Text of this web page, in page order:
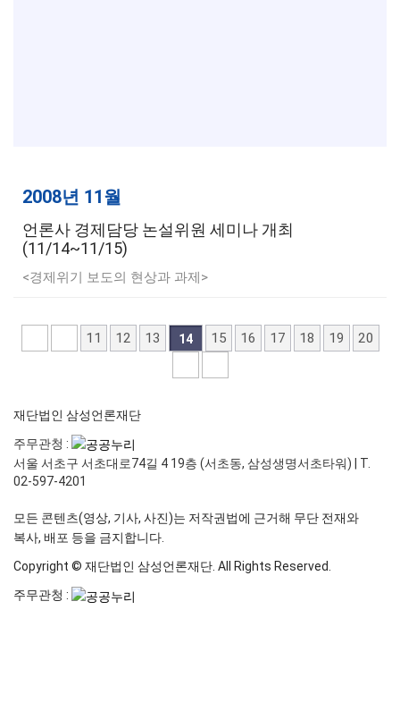
2008년 11월
언론사 경제담당 논설위원 세미나 개최
(11/14~11/15)
<경제위기 보도의 현상과 과제>
11 12 13 14 15 16 17 18 19 20
재단법인 삼성언론재단
주무관청 :
서울 서초구 서초대로74길 4 19층 (서초동, 삼성생명서초타워)
T.
02-597-4201
모든 콘텐츠(영상, 기사, 사진)는 저작권법에 근거해 무단 전재와
복사, 배포 등을 금지합니다.
Copyright © 재단법인 삼성언론재단. All Rights Reserved.
주무관청 :